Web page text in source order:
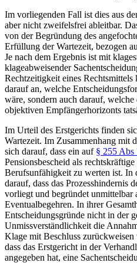
Im vorliegenden Fall ist dies aus
aber nicht zweifelsfrei ableitbar.
von der Begründung des
Erfüllung der Wartezeit, bezogen
Je nach dem Ergebnis ist mit
klageabweisender
Rechtzeitigkeit eines
darauf an, welche
wäre, sondern auch darauf,
objektiven Empfängerhorizonts
Im Urteil des Erstgerichts finden
Wartezeit. Im Zusammenhang mit
sich darauf, dass ein auf § 255
Pensionsbescheid als
Berufsunfähigkeit zu werten ist. In
darauf, dass das Prozesshindernis
vorliegt und begründet unmittelbar
Eventualbegehren. In ihrer
Entscheidungsgründe nicht in der
Unmissverständlichkeit die
Klage mit Beschluss
dass das Erstgericht in der
angegeben hat, eine